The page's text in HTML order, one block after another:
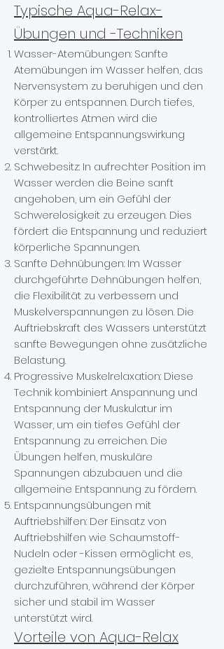
Typische Aqua-Relax-
Übungen und -Techniken
Wasser-Atemübungen: Sanfte
Atemübungen im Wasser helfen, das
Nervensystem zu beruhigen und den
Körper zu entspannen. Durch tiefes,
kontrolliertes Atmen wird die
allgemeine Entspannungswirkung
verstärkt.
Schwebesitz: In aufrechter Position im
Wasser werden die Beine sanft
angehoben, um ein Gefühl der
Schwerelosigkeit zu erzeugen. Dies
fördert die Entspannung und reduziert
körperliche Spannungen.
Sanfte Dehnübungen: Im Wasser
durchgeführte Dehnübungen helfen,
die Flexibilität zu verbessern und
Muskelverspannungen zu lösen. Die
Auftriebskraft des Wassers unterstützt
sanfte Bewegungen ohne zusätzliche
Belastung.
Progressive Muskelrelaxation: Diese
Technik kombiniert Anspannung und
Entspannung der Muskulatur im
Wasser, um ein tiefes Gefühl der
Entspannung zu erreichen. Die
Übungen helfen, muskuläre
Spannungen abzubauen und die
allgemeine Entspannung zu fördern.
Entspannungsübungen mit
Auftriebshilfen: Der Einsatz von
Auftriebshilfen wie Schaumstoff-
Nudeln oder -Kissen ermöglicht es,
gezielte Entspannungsübungen
durchzuführen, während der Körper
sicher und stabil im Wasser
unterstützt wird.
Vorteile von Aqua-Relax